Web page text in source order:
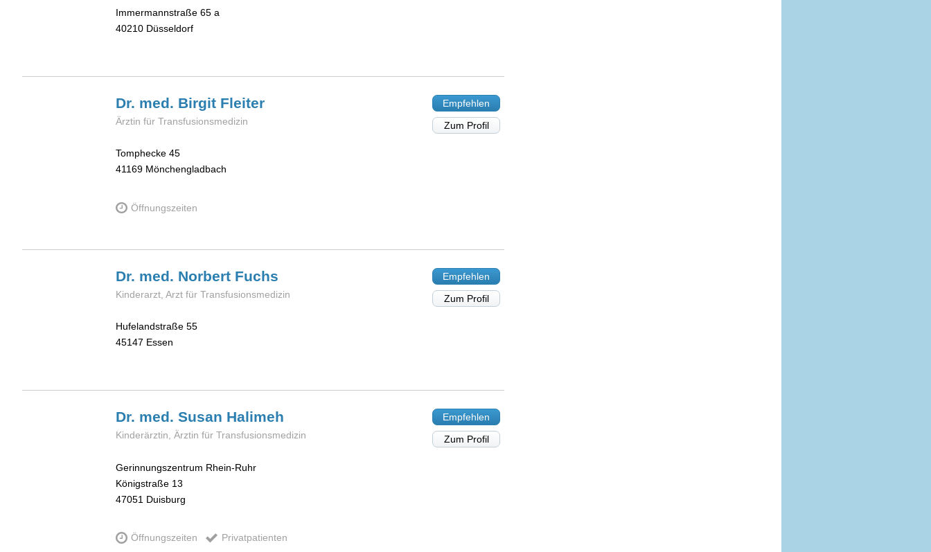
Immermannstraße 65 a
40210 Düsseldorf
Dr. med. Birgit Fleiter
Ärztin für Transfusionsmedizin
Tomphecke 45
41169 Mönchengladbach
Öffnungszeiten
Empfehlen
Zum Profil
Dr. med. Norbert Fuchs
Kinderarzt, Arzt für Transfusionsmedizin
Hufelandstraße 55
45147 Essen
Empfehlen
Zum Profil
Dr. med. Susan Halimeh
Kinderärztin, Ärztin für Transfusionsmedizin
Gerinnungszentrum Rhein-Ruhr
Königstraße 13
47051 Duisburg
Öffnungszeiten Privatpatienten
Empfehlen
Zum Profil